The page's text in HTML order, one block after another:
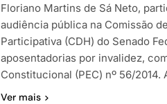
Floriano Martins de Sá Neto,
audiência pública na Comissão
Participativa (CDH) do Senado
aposentadorias por invalidez,
Constitucional (PEC) nº 56/2014.
Ver mais